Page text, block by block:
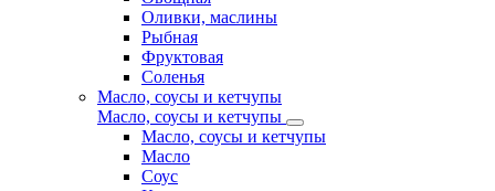
Оливки, маслины
Рыбная
Фруктовая
Соленья
Масло, соусы и кетчупы
Масло, соусы и кетчупы
Масло, соусы и кетчупы
Масло
Соус